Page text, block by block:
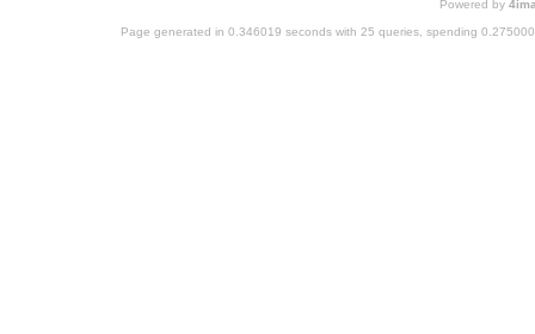
Powered by
Page generated in 0.346019 seconds with 25 queries, spending